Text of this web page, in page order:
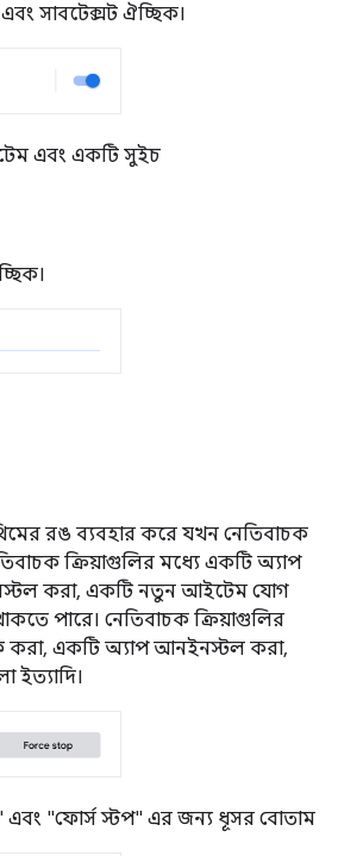
সাবটেক্সট ঐচ্ছিক।
এবং একটি সুইচ
রঙ ব্যবহার করে যখন নেতিবাচক
ক্রিয়াগুলির মধ্যে একটি অ্যাপ
করা, একটি নতুন আইটেম যোগ
পারে। নেতিবাচক ক্রিয়াগুলির
করা, একটি অ্যাপ আনইনস্টল করা,
"ফোর্স স্টপ" এর জন্য ধূসর বোতাম